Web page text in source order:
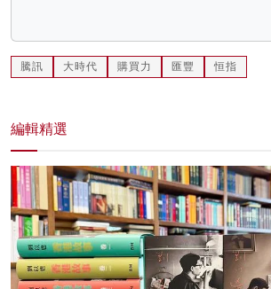
騰訊 大時代 購買力 匯豐 恒指
編輯精選